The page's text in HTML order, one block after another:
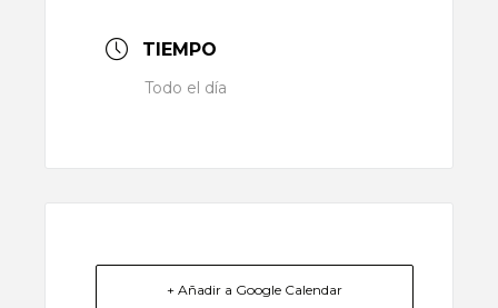
TIEMPO
Todo el día
+ Añadir a Google Calendar